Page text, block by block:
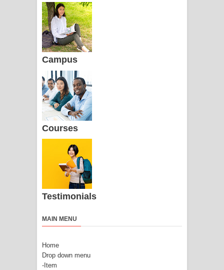
Campus
Courses
Testimonials
MAIN MENU
Home
Drop down menu
-Item